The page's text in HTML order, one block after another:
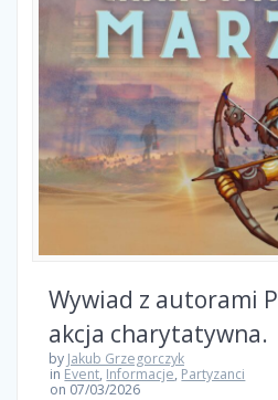
Wywiad z autorami
akcja charytatywna.
by Jakub Grzegorczyk
in Event, Informacje, Partyzanci
on 07/03/2026